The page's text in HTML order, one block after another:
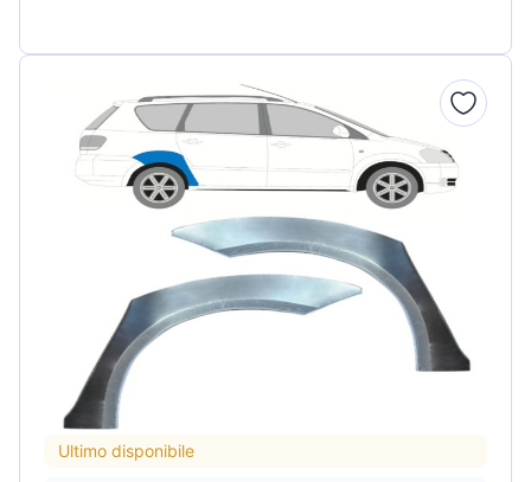
Ultimo disponibile